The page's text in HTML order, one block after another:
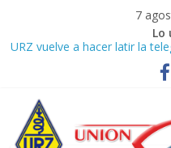
contenido
7
Lo
URZ vuelve a hacer latir la
Verano, radio y buenas
Promoción de Verano ICOM
Nueva ubicación de la
Telecomunicaciones de